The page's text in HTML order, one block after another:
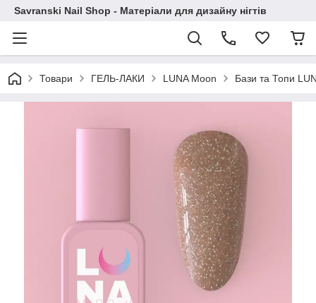
Savranski Nail Shop - Матеріали для дизайну нігтів
Товари ГЕЛЬ-ЛАКИ LUNA Moon Бази та Топи